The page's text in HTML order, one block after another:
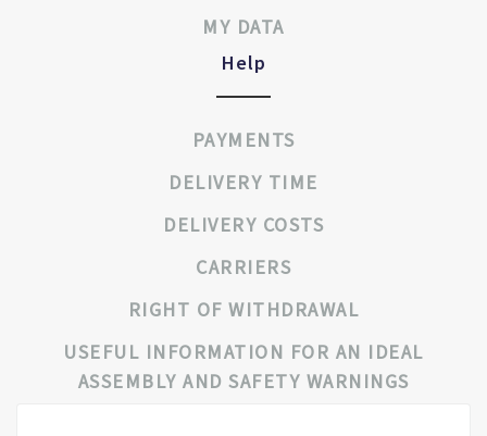
MY DATA
Help
PAYMENTS
DELIVERY TIME
DELIVERY COSTS
CARRIERS
RIGHT OF WITHDRAWAL
USEFUL INFORMATION FOR AN IDEAL
ASSEMBLY AND SAFETY WARNINGS